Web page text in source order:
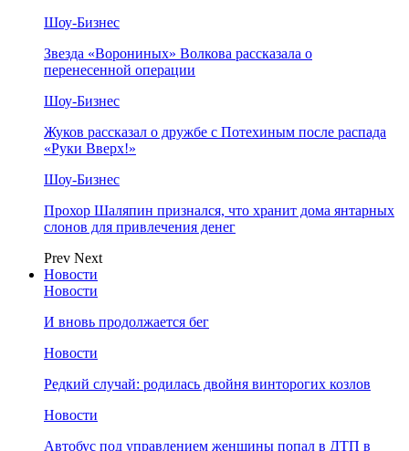
Шоу-Бизнес
Звезда «Ворониных» Волкова рассказала о
перенесенной операции
Шоу-Бизнес
Жуков рассказал о дружбе с Потехиным после распада
«Руки Вверх!»
Шоу-Бизнес
Прохор Шаляпин признался, что хранит дома янтарных
слонов для привлечения денег
Prev Next
Новости
Новости
И вновь продолжается бег
Новости
Редкий случай: родилась двойня винторогих козлов
Новости
Автобус под управлением женщины попал в ДТП в